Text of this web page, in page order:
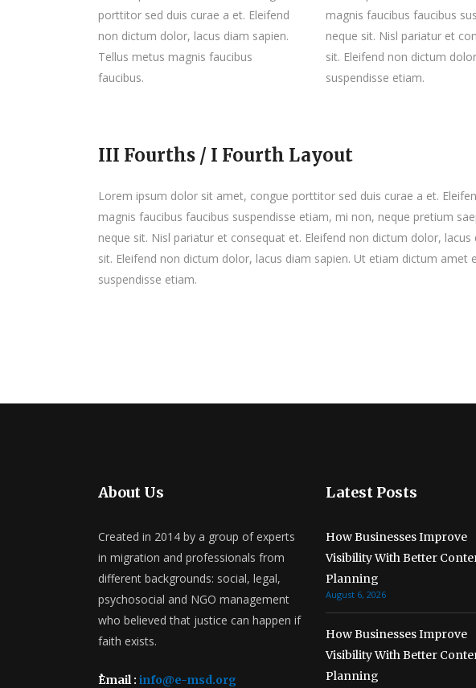
porttitor sed duis curae a et. Eleifend
non dictum dolor, lacus diam sapien.
Tellus metus magnis faucibus
faucibus.
magnis faucibus faucibus
neque sit. Nisl pariatur et
sit. Eleifend non dictum
suspendisse etiam.
III Fourths / I Fourth Layout
Lorem ipsum dolor sit amet, congue porttitor sed duis curae a et.
magnis faucibus faucibus suspendisse etiam, mi non, neque pretium
neque sit. Nisl pariatur et consequat et. Eleifend non dictum dolor,
sit. Eleifend non dictum dolor, lacus diam sapien. Ut etiam dictum amet
suspendisse etiam.
About Us
Created in 2014 by a group of experts
in migration and professionals from
different backgrounds: social, legal,
psychosocial and NGO management
who believed that justice can happen if
faith exists.
ُEmail : info@e-msd.org
Latest Posts
How Businesses Improve
Visibility With Better
Planning
August 6, 2026
How Businesses Improve
Visibility With Better
Planning